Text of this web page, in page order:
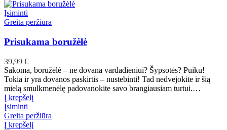
Įsiminti
Greita peržiūra
Prisukama boružėlė
39,99 €
Sakoma, boružėlė – ne dovana vardadieniui? Šypsotės? Puiku!
Tokia ir yra dovanos paskirtis – nustebinti! Tad nedvejokite ir šią
mielą smulkmenėlę padovanokite savo brangiausiam turtui.…
Į krepšelį
Įsiminti
Greita peržiūra
Į krepšelį